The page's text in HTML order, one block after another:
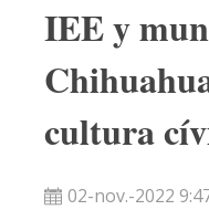
IEE y
cultura
02-nov.-2022